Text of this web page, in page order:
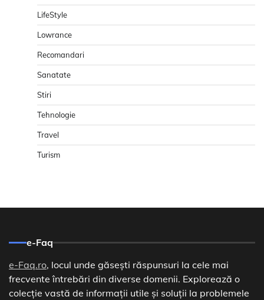
LifeStyle
Lowrance
Recomandari
Sanatate
Stiri
Tehnologie
Travel
Turism
e-Faq
e-Faq.ro, locul unde găsești răspunsuri la cele mai
frecvente întrebări din diverse domenii. Explorează o
colecție vastă de informații utile și soluții la problemele